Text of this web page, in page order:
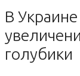
В
голубики